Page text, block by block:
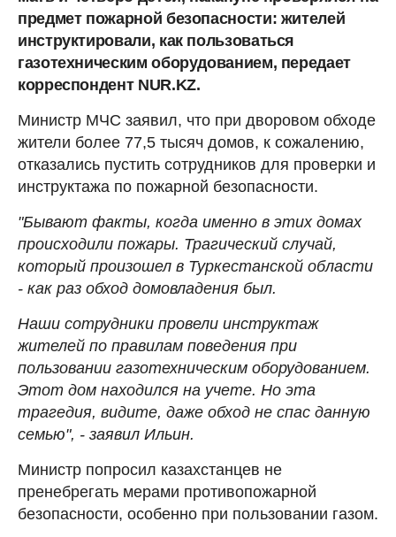
предмет пожарной безопасности: жителей
инструктировали, как пользоваться
газотехническим оборудованием, передает
корреспондент NUR.KZ.
Министр МЧС заявил, что при дворовом обходе
жители более 77,5 тысяч домов, к сожалению,
отказались пустить сотрудников для проверки и
инструктажа по пожарной безопасности.
"Бывают факты, когда именно в этих домах
происходили пожары. Трагический случай,
который произошел в Туркестанской области
- как раз обход домовладения был.
Наши сотрудники провели инструктаж
жителей по правилам поведения при
пользовании газотехническим оборудованием.
Этот дом находился на учете. Но эта
трагедия, видите, даже обход не спас данную
семью", - заявил Ильин.
Министр попросил казахстанцев не
пренебрегать мерами противопожарной
безопасности, особенно при пользовании газом.